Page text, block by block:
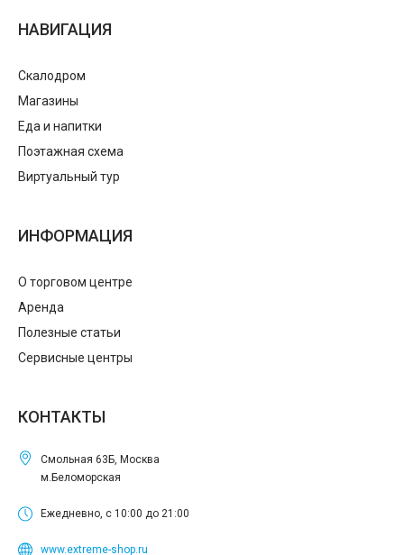
НАВИГАЦИЯ
Скалодром
Магазины
Еда и напитки
Поэтажная схема
Виртуальный тур
ИНФОРМАЦИЯ
О торговом центре
Аренда
Полезные статьи
Сервисные центры
КОНТАКТЫ
Смольная 63Б, Москва
м.Беломорская
Ежедневно, с 10:00 до 21:00
www.extreme-shop.ru